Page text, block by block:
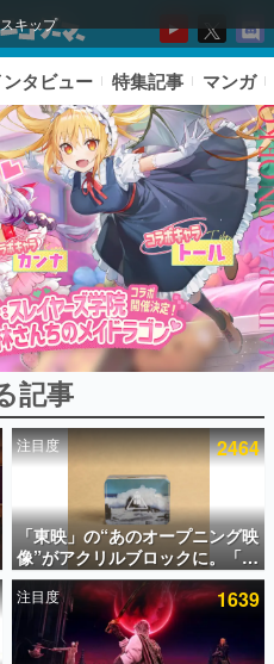
キップ
ランキング
ンタビュー 特集記事 マンガ
記事
注目度 2464
「東映」の“あのオープニング映
像”がアクリルブロックに。「東
映ヒストリカル グッズコレクシ
ョン」が8月下旬より発売
注目度 1639